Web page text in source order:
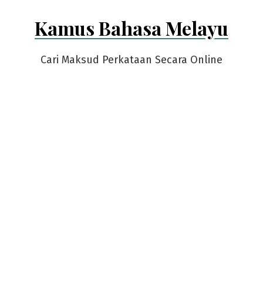
Kamus Bahasa Melayu
Cari Maksud Perkataan Secara Online